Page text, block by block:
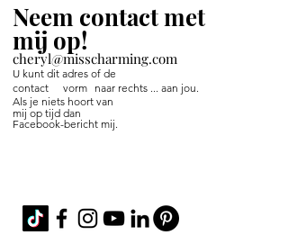
Neem contact met
mij op!
cheryl@misscharming.com
U kunt dit adres of de
contact
vorm naar rechts ... aan jou.
Als je niets hoort van
mij op tijd dan
Facebook-bericht mij.